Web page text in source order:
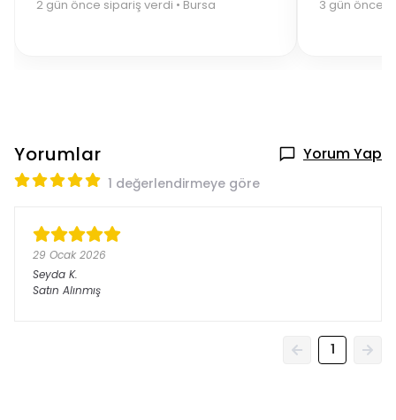
2 gün önce sipariş verdi • Bursa 3 gün önce
Yorumlar Yorum Yap
1 değerlendirmeye göre
29 Ocak 2026
Seyda K.
Satın Alınmış
1